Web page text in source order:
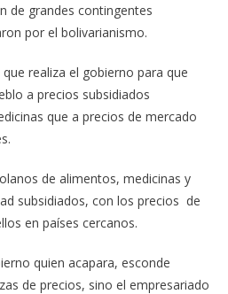
de grandes contingentes
por el bolivarianismo.
realiza el gobierno para que
a precios subsidiados
que a precios de mercado
de alimentos, medicinas y
subsidiados, con los precios de
en países cercanos.
quien acapara, esconde
de precios, sino el empresariado